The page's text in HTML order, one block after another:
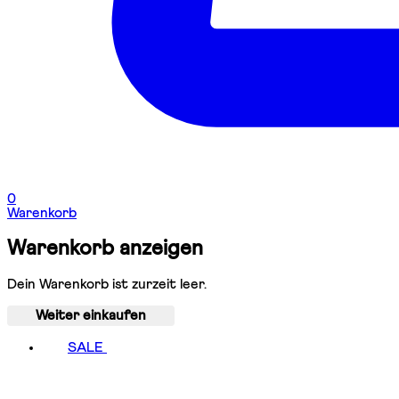
0
Warenkorb
Warenkorb anzeigen
Dein Warenkorb ist zurzeit leer.
Weiter einkaufen
SALE